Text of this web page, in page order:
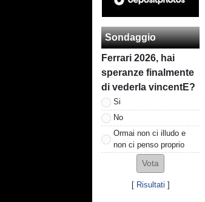
Sondaggio
Ferrari 2026, hai
speranze finalmente
di vederla vincentE?
Si
No
Ormai non ci illudo e
non ci penso proprio
[ Risultati ]